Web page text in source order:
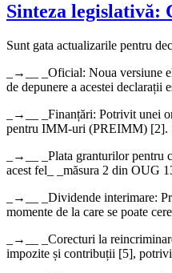
Sinteza legislativă:
Sunt gata actualizarile pentru
_→__ _Oficial: Noua versiune
de depunere a acestei declarații
_→__ _Finanțări: Potrivit unei
pentru IMM-uri (PREIMM) [2].
_→__ _Plata granturilor pentru
acest fel_ _măsura 2 din OUG
_→__ _Dividende interimare:
momente de la care se poate
_→__ _Corecturi la
impozite și contribuții [5],